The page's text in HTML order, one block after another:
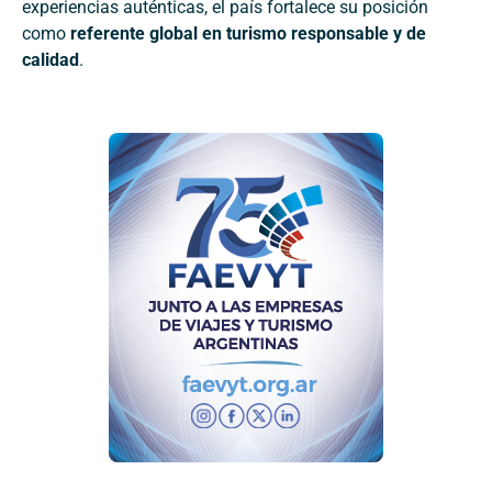
experiencias auténticas, el país fortalece su posición
como referente global en turismo responsable y de
calidad.